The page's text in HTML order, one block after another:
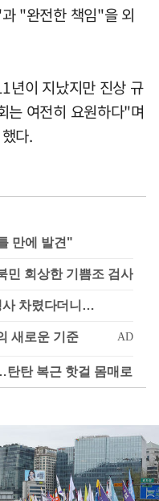
"완전한 책임"을 외
년이 지났지만 진상 규
는 여전히 요원하다"며
다.
만에 발견"
회상한 기쁨조 검사
사 차렸다더니…
탄 복근 핫걸 몸매로